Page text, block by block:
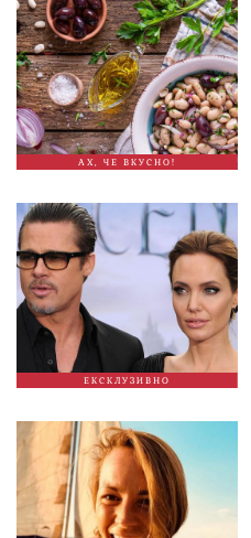
АХ, ЧЕ ВКУСНО!
ЕКСКЛУЗИВНО